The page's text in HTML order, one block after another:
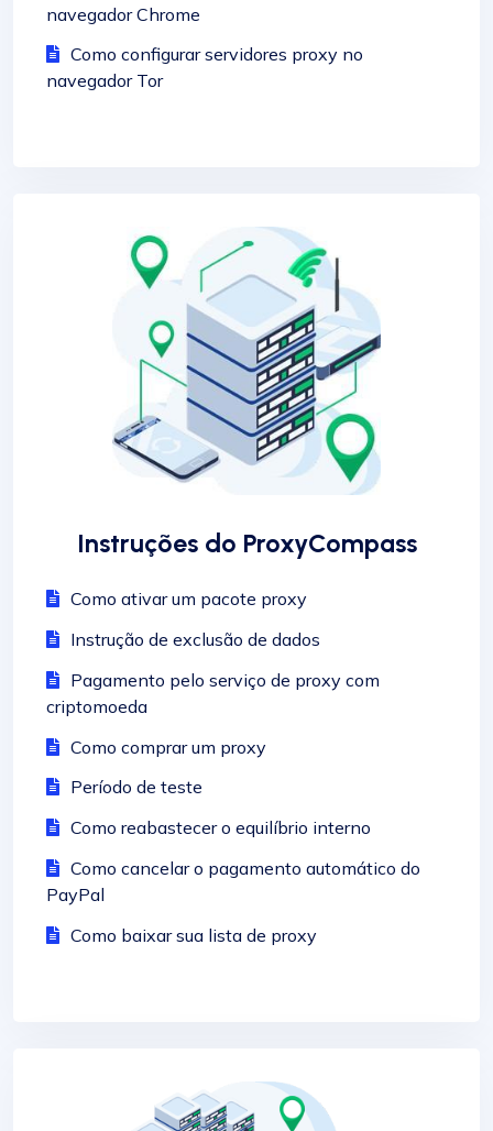
navegador Chrome
Como configurar servidores proxy no
navegador Tor
Instruções do ProxyCompass
Como ativar um pacote proxy
Instrução de exclusão de dados
Pagamento pelo serviço de proxy com
criptomoeda
Como comprar um proxy
Período de teste
Como reabastecer o equilíbrio interno
Como cancelar o pagamento automático do
PayPal
Como baixar sua lista de proxy